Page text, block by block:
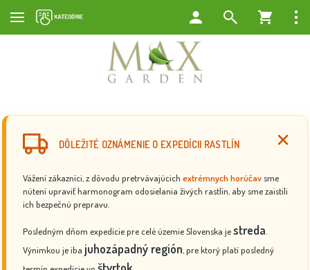
DÔLEŽITÉ OZNÁMENIE O EXPEDÍCII RASTLÍN
Vážení zákazníci, z dôvodu pretrvávajúcich extrémnych horúčav sme
nútení upraviť harmonogram odosielania živých rastlín, aby sme zaistili
ich bezpečnú prepravu.
Posledným dňom expedície pre celé územie Slovenska jestreda
Výnimkou je iba juhozápadný región , pre ktorý platí posledný